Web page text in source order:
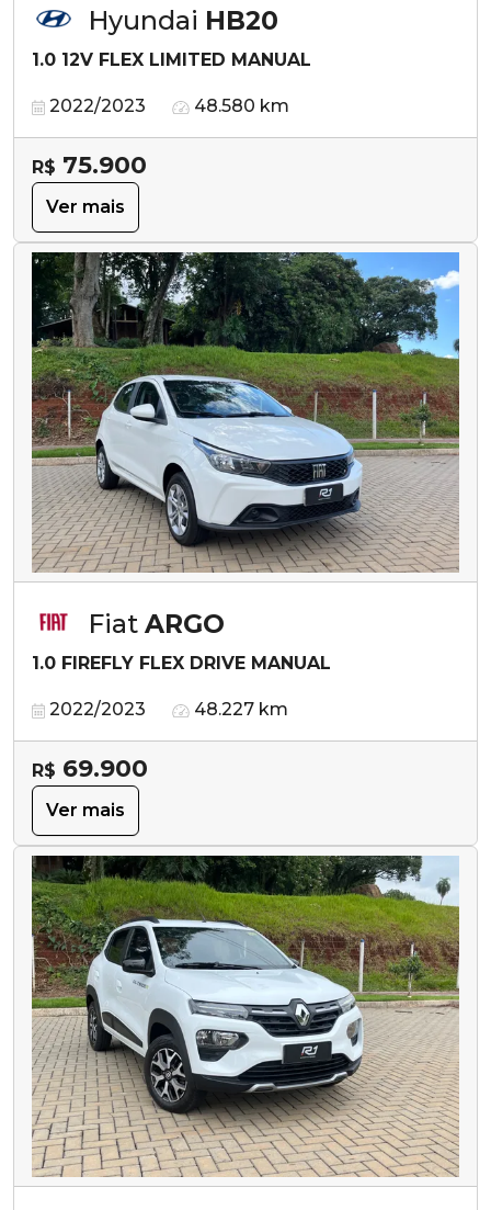
Hyundai HB20
1.0 12V FLEX LIMITED MANUAL
2022/2023 48.580 km
R$ 75.900
Ver mais
Fiat ARGO
1.0 FIREFLY FLEX DRIVE MANUAL
2022/2023 48.227 km
R$ 69.900
Ver mais